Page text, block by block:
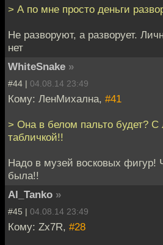
> А по мне просто деньги
Не разворуют, а разворует.
нет
WhiteSnake »
#44 | 04.08.14 23:49
Кому: ЛенМихална, #41
> Она в белом пальто будет? С
табличкой!!
Надо в музей восковых фигур!
была!!
Al_Tanko »
#45 | 04.08.14 23:49
Кому: Zx7R, #28